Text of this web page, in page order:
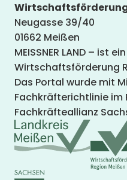
Wirtschaftsförderung
Neugasse 39/40
01662 Meißen
MEISSNER LAND – ist
Wirtschaftsförderung
Das Portal wurde mit
Fachkräfterichtlinie im
Fachkräfteallianz